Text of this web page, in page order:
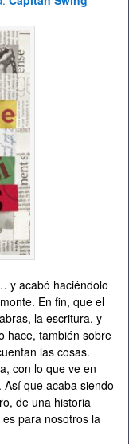
y acabó haciéndolo
En fin, que el
la escritura, y
hace, también sobre
las cosas.
con lo que ve en
que acaba siendo
de una historia
para nosotros la